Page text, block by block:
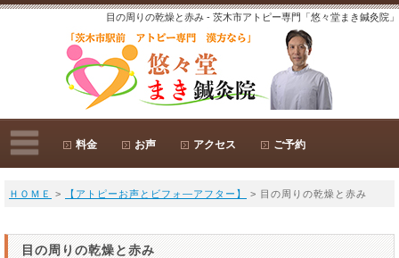
目の周りの乾燥と赤み - 茨木市アトピー専門「悠々堂まき鍼灸院」
料金 お声 アクセス ご予約
ＨＯＭＥ > 【アトピーお声とビフォ―アフター】 > 目の周りの乾燥と赤み
目の周りの乾燥と赤み